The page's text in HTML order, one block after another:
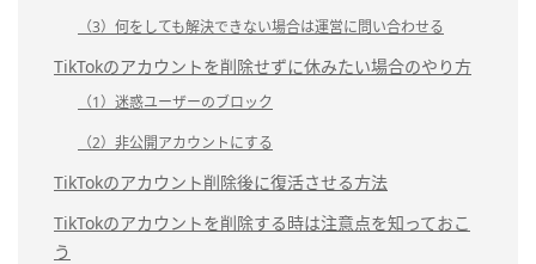
（3）何をしても解決できない場合は運営に問い合わせる
TikTokのアカウントを削除せずに休みたい場合のやり方
（1）迷惑ユーザーのブロック
（2）非公開アカウントにする
TikTokのアカウント削除後に復活させる方法
TikTokのアカウントを削除する時は注意点を知っておこ
う